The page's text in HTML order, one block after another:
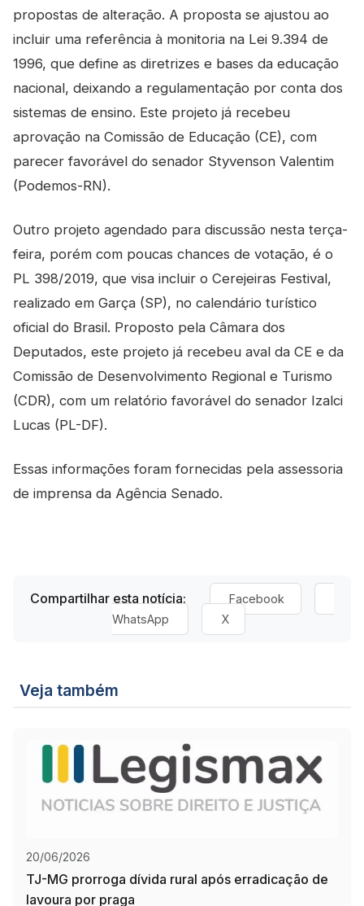
propostas de alteração. A proposta se ajustou ao
incluir uma referência à monitoria na Lei 9.394 de
1996, que define as diretrizes e bases da educação
nacional, deixando a regulamentação por conta dos
sistemas de ensino. Este projeto já recebeu
aprovação na Comissão de Educação (CE), com
parecer favorável do senador Styvenson Valentim
(Podemos-RN).
Outro projeto agendado para discussão nesta terça-
feira, porém com poucas chances de votação, é o
PL 398/2019, que visa incluir o Cerejeiras Festival,
realizado em Garça (SP), no calendário turístico
oficial do Brasil. Proposto pela Câmara dos
Deputados, este projeto já recebeu aval da CE e da
Comissão de Desenvolvimento Regional e Turismo
(CDR), com um relatório favorável do senador Izalci
Lucas (PL-DF).
Essas informações foram fornecidas pela assessoria
de imprensa da Agência Senado.
Compartilhar esta notícia:
Facebook
WhatsApp
X
Veja também
20/06/2026
TJ-MG prorroga dívida rural após erradicação de
lavoura por praga